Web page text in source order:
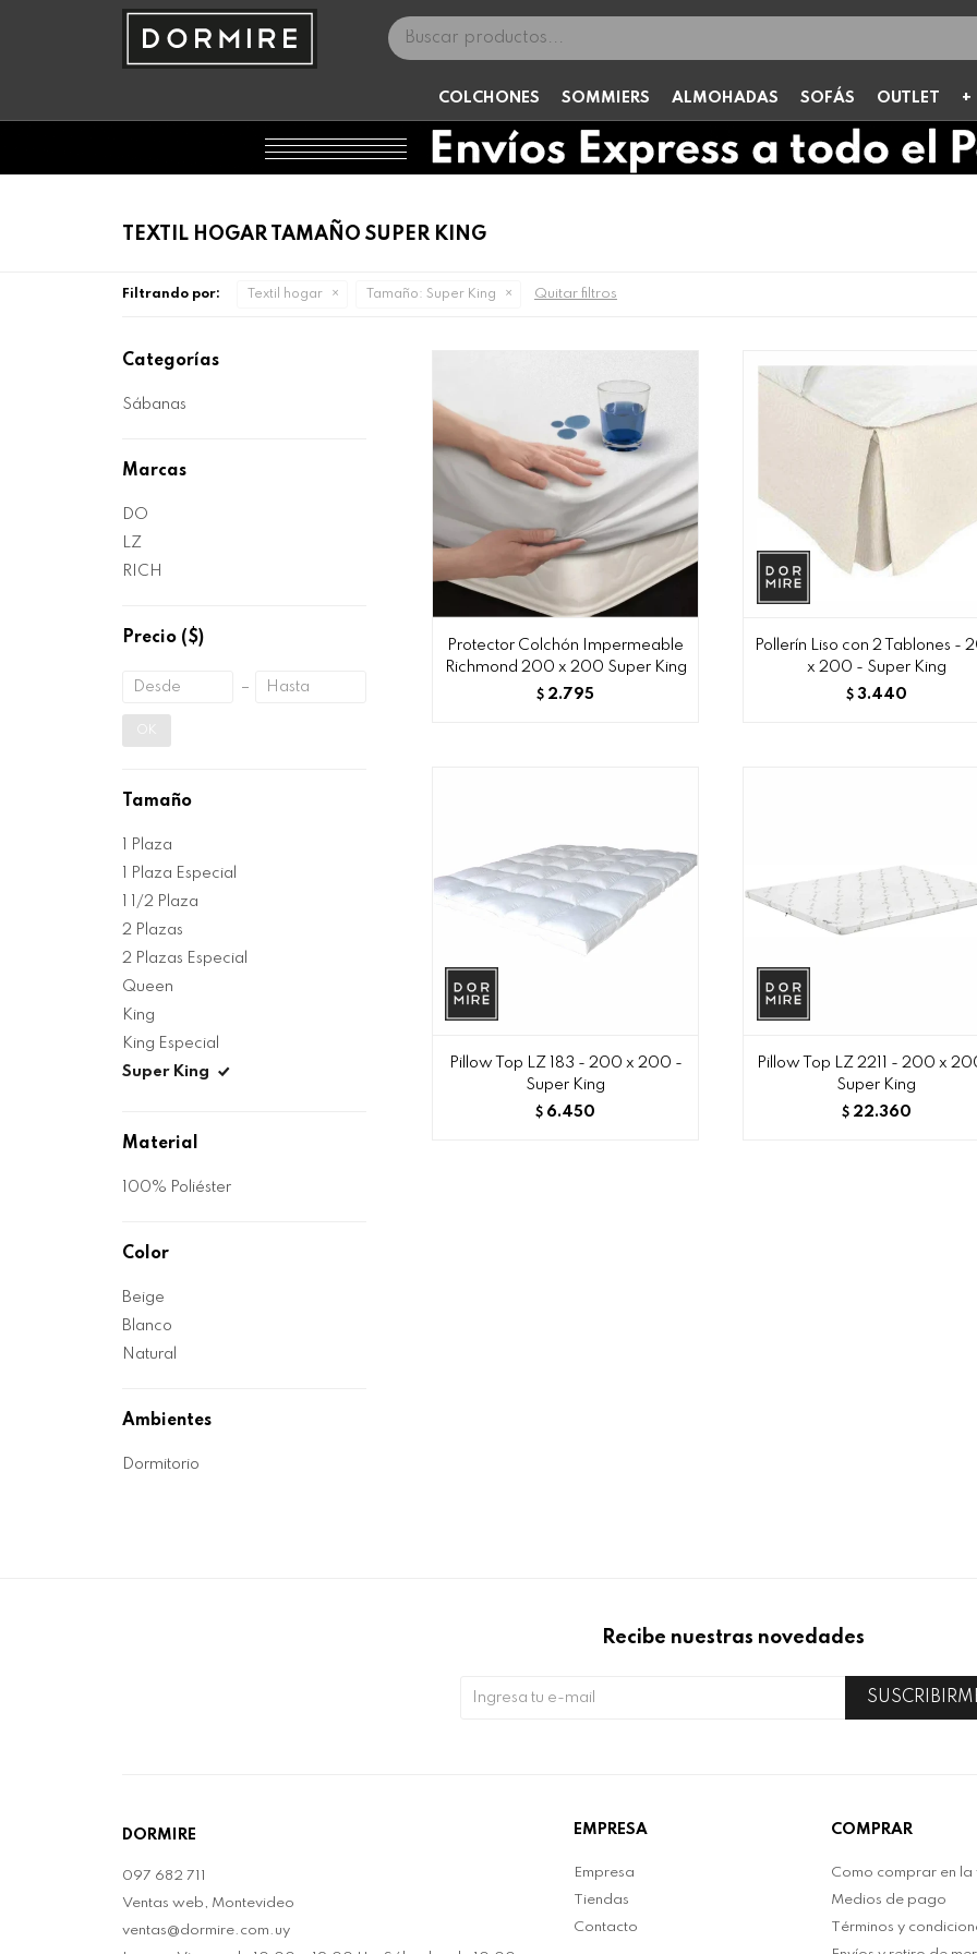
COLCHONES SOMMIERS ALMOHADAS SOFÁS OUTLET
TEXTIL HOGAR TAMAÑO SUPER KING
Filtrando por: Textil hogar Tamaño: Super King Quitar filtros
Protector Colchón Impermeable
Richmond 200 x 200 Super King
$ 2.795
Pollerín Liso con 2 Tablones -
x 200 - Super King
$ 3.440
Pillow Top LZ 183 - 200 x 200 -
Super King
$ 6.450
Pillow Top LZ 2211 - 200 x
Super King
$ 22.360
Categorías
Sábanas
Marcas
DO
LZ
RICH
Precio ($)
Tamaño
1 Plaza
1 Plaza Especial
1 1/2 Plaza
2 Plazas
2 Plazas Especial
Queen
King
King Especial
Super King
Material
100% Poliéster
Color
Beige
Blanco
Natural
Ambientes
Dormitorio
DORMIRE
097 682 711
Ventas web, Montevideo
ventas@dormire.com.uy
EMPRESA
Empresa
Tiendas
Contacto
COMPRAR
Como comprar en la
Medios de pago
Términos y
Recibe nuestras novedades